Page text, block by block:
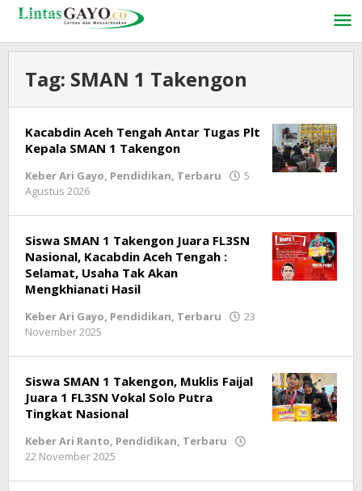
Lewati
konten
Tag: SMAN 1 Takengon
Kacabdin Aceh Tengah Antar Tugas Plt
Kepala SMAN 1 Takengon
Keber Ari Gayo, Pendidikan, Terbaru
5
Agustus 2026
Siswa SMAN 1 Takengon Juara FL3SN
Nasional, Kacabdin Aceh Tengah :
Selamat, Usaha Tak Akan
Mengkhianati Hasil
Keber Ari Gayo, Pendidikan, Terbaru
23
November 2025
Siswa SMAN 1 Takengon, Muklis Faijal
Juara 1 FL3SN Vokal Solo Putra
Tingkat Nasional
Keber Ari Ranto, Pendidikan, Terbaru
22 November 2025